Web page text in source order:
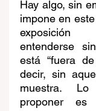
Hay algo, sin
impone en
entenderse
está “fuera
decir, sin
muestra.
proponer